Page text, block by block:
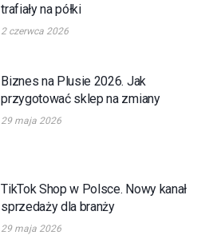
trafiały na półki
2 czerwca 2026
Biznes na Plusie 2026. Jak
przygotować sklep na zmiany
29 maja 2026
TikTok Shop w Polsce. Nowy kanał
sprzedaży dla branży
29 maja 2026